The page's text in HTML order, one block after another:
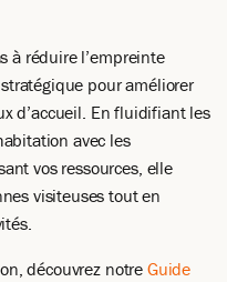
à réduire l’empreinte
pour améliorer
d’accueil. En fluidifiant les
avec les
vos ressources, elle
visiteuses tout en
découvrez notre Guide